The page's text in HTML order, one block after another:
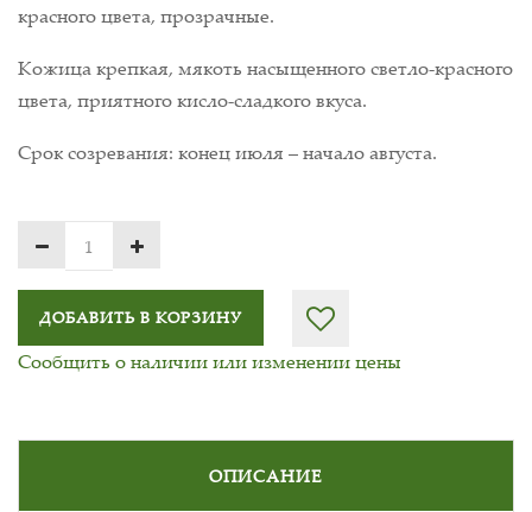
красного цвета, прозрачные.
Кожица крепкая, мякоть насыщенного светло-красного
цвета, приятного кисло-сладкого вкуса.
Срок созревания: конец июля – начало августа.
ДОБАВИТЬ В КОРЗИНУ
Сообщить о наличии или изменении цены
ОПИСАНИЕ